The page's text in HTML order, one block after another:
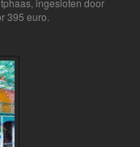
ingesloten door
395 euro.